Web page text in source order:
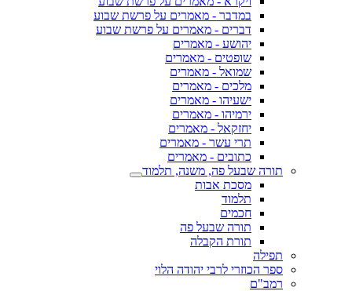
במדבר - מאמרים על פרשת שבוע
דברים - מאמרים על פרשת שבוע
יהושע - מאמרים
שופטים - מאמרים
שמואל - מאמרים
מלכים - מאמרים
ישעיהו - מאמרים
ירמיהו - מאמרים
יחזקאל - מאמרים
תרי עשר - מאמרים
כתובים - מאמרים
תורה שבעל פה, משנה, תלמוד
מסכת אבות
תלמוד
חכמים
תורה שבעל פה
תורת הקבלה
תפילה
ספר הכוזרי לרבי יהודה הלוי
רמב"ם